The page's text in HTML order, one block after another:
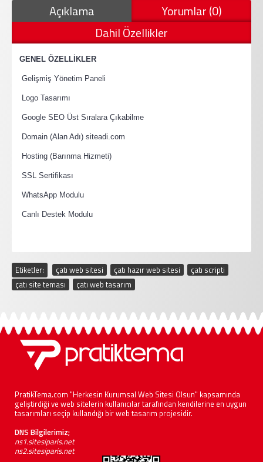
Açıklama
Yorumlar (0)
Dahil Özellikler
GENEL ÖZELLİKLER
Gelişmiş Yönetim Paneli
Logo Tasarımı
Google SEO Üst Sıralara Çıkabilme
Domain (Alan Adı) siteadi.com
Hosting (Barınma Hizmeti)
SSL Sertifikası
WhatsApp Modulu
Canlı Destek Modulu
Etiketler: çatı web sitesi çatı hazır web sitesi çatı scripti
çatı site teması
çatı web tasarım
PratikTema.com "Herkesin Kurumsal Web Sitesi Olsun" kapsamında
geliştirdiği ve web sitelerin kullanıcılar tarafından kendilerine en uygun
tasarımları seçip kullandığı bir web tasarım projesidir.
DNS Bilgilerimiz;
ns1.sitesiparis.net
ns2.sitesiparis.net